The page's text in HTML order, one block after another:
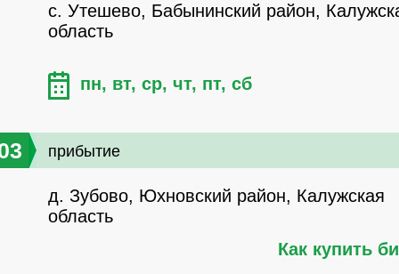
с. Утешево, Бабынинский район,
область
пн, вт, ср, чт, пт, сб
прибытие
д. Зубово, Юхновский район, Калужская
область
Как купить